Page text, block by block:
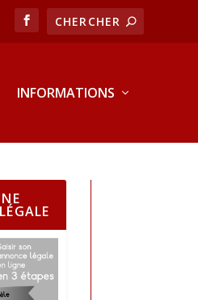
INFORMATIONS